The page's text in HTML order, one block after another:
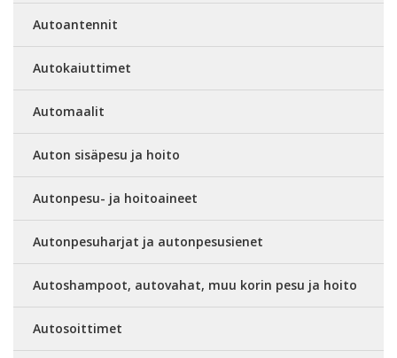
Autoantennit
Autokaiuttimet
Automaalit
Auton sisäpesu ja hoito
Autonpesu- ja hoitoaineet
Autonpesuharjat ja autonpesusienet
Autoshampoot, autovahat, muu korin pesu ja hoito
Autosoittimet